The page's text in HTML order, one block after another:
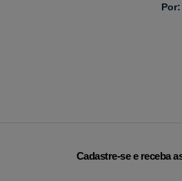
Cadastre-se e receba